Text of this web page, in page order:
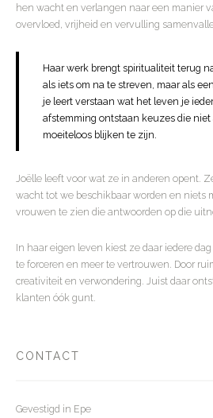
hen wacht en verlangen naar een manier
overvloed, vrijheid en vervulling
Haar werk brengt spiritualiteit terug
als iets om na te streven, maar als
je leert verstaan wat het leven je
afstemming ontstaan keuzes die
moeiteloos blijken te zijn.
Joëlle leeft voor wat ze in anderen opent.
wacht tot we beschikbaar worden en niets
vrouwen te zien die antwoorden op die
In haar eigen leven kiest ze daar iedere
te forceren en meer te vertrouwen. Door
creativiteit en verwondering. Juist daar
klanten óók gunt.
CONTACT
Gevestigd in Epe